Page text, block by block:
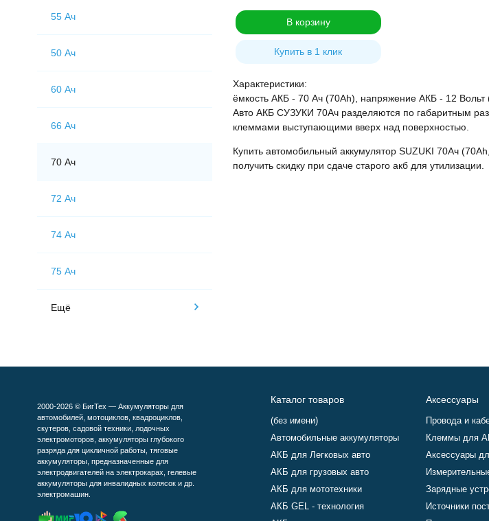
В корзину
Купить в 1 клик
Характеристики:
ёмкость АКБ - 70 Ач (70Ah), напряжение АКБ - 12 Вольт
Авто АКБ СУЗУКИ 70Ач разделяются по габаритным
клеммами выступающими вверх над поверхностью.
Купить автомобильный аккумулятор SUZUKI 70Ач
получить скидку при сдаче старого акб для утилизации.
55 Ач
50 Ач
60 Ач
66 Ач
70 Ач
72 Ач
74 Ач
75 Ач
Ещё
2000-2026 © БигТех — Аккумуляторы для
автомобилей, мотоциклов, квадроциклов,
скутеров, садовой техники, лодочных
электромоторов, аккумуляторы глубокого
разряда для цикличной работы, тяговые
аккумуляторы, предназначенные для
электродвигателей на электрокарах, гелевые
аккумуляторы для инвалидных колясок и др.
электромашин.
Каталог товаров
(без имени)
Автомобильные аккумуляторы
АКБ для Легковых авто
АКБ для грузовых авто
АКБ для мототехники
АКБ GEL - технология
Аксессуары
Провода и
Клеммы для
Аксессуары
Зарядные
Источники